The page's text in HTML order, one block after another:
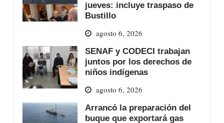
jueves: incluye traspaso de
Bustillo
agosto 6, 2026
SENAF y CODECI trabajan
juntos por los derechos de
niños indígenas
agosto 6, 2026
Arrancó la preparación del
buque que exportará gas